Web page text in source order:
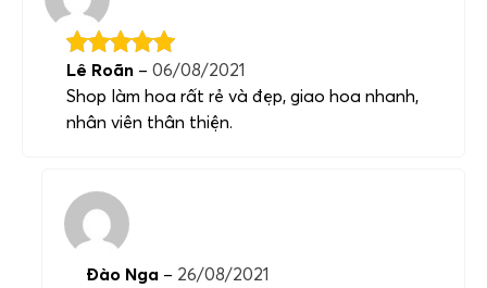
Lê Roãn – 06/08/2021
Shop làm hoa rất rẻ và đẹp, giao hoa nhanh,
nhân viên thân thiện.
Đào Nga – 26/08/2021